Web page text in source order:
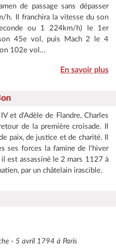
de passage sans dépasser
h. Il franchira la vitesse du son
ou 1 224km/h) le 1er
45e vol, puis Mach 2 le 4
102e vol...
En savoir plus
et d'Adèle de Flandre, Charles
de la première croisade. Il
paix, de justice et de charité. Il
ses forces la famine de l'hiver
est assassiné le 2 mars 1127 à
par un châtelain irascible.
- 5 avril 1794 à Paris